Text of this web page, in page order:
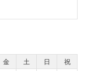
金 土 日
祝